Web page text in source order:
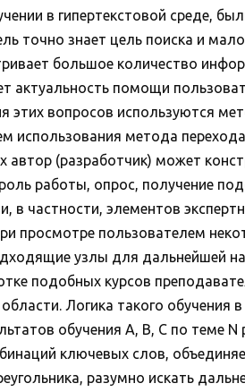
в гипертекстовой среде,
точно знает цель поиска и
большое количество
актуальность помощи
этих вопросов используются
использования метода
автор (разработчик) может
работы, опрос, получение
в частности, элементов
просмотре пользователем
узлы для дальнейшей
подобных курсов
Логика такого обучения
обучения A, B, C по теме
ключевых слов,
разумно искать